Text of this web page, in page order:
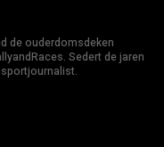
de ouderdomsdeken
Sedert de jaren